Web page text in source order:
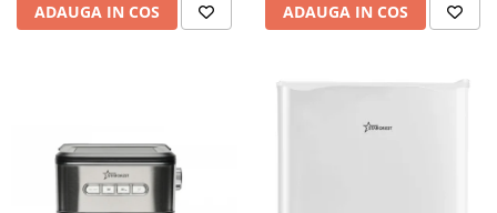
ADAUGA IN COS ADAUGA IN COS